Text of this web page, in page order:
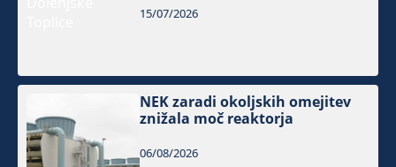
15/07/2026
NEK zaradi okoljskih omejitev
znižala moč reaktorja
06/08/2026